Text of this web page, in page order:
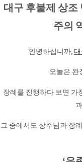
대구 후불제 상
주의
안녕하십니까,
오늘은 완
장례를 진행하다 보면 가
그 중에서도 상주님과 장